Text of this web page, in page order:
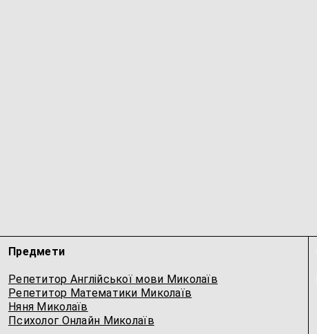
Предмети
Репетитор Англійської мови Миколаїв
Репетитор Математики Миколаїв
Няня Миколаїв
Психолог Онлайн Миколаїв